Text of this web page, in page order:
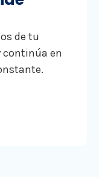
de tu
continúa en